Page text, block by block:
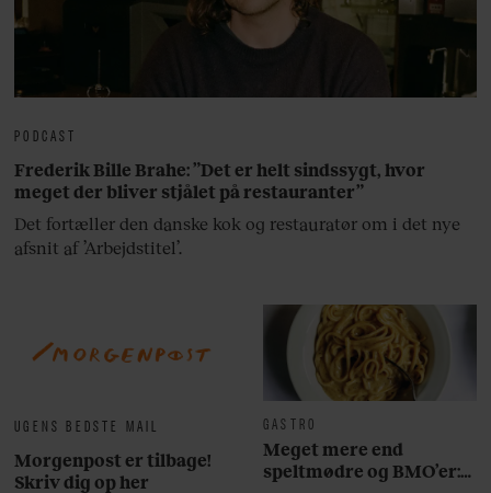
UGENS BEDSTE MAIL
Morgenpost er tilbage!
Skriv dig op her
GASTRO
Meget mere end
speltmødre og BMO’er:
PODCAST
Frederik Bille Brahe: ”Det er helt sindssygt, hvor
meget der bliver stjålet på restauranter”
Det fortæller den danske kok og restauratør om i det nye
afsnit af ’Arbejdstitel’.